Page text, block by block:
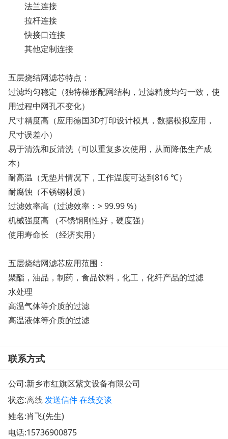
法兰连接
拉杆连接
快接口连接
其他定制连接
五层烧结网滤芯特点：
过滤均匀稳定（独特梯形配网结构，过滤精度均匀一致，使
用过程中网孔不变化）
尺寸精度高（应用德国3D打印设计模具，数据模拟应用，
尺寸误差小）
易于清洗和反清洗（可以重复多次使用，从而降低生产成
本）
耐高温（无垫片情况下，工作温度可达到816 ℃）
耐腐蚀（不锈钢材质）
过滤效率高（过滤效率：> 99.99 %）
机械强度高 （不锈钢刚性好，硬度强）
使用寿命长 （经济实用）
五层烧结网滤芯应用范围：
聚酯，油品，制药，食品饮料，化工，化纤产品的过滤
水处理
高温气体等介质的过滤
高温液体等介质的过滤
联系方式
公司:新乡市红旗区紫文设备有限公司
状态:离线发送信件在线交谈
姓名:肖飞(先生)
电话:15736900875